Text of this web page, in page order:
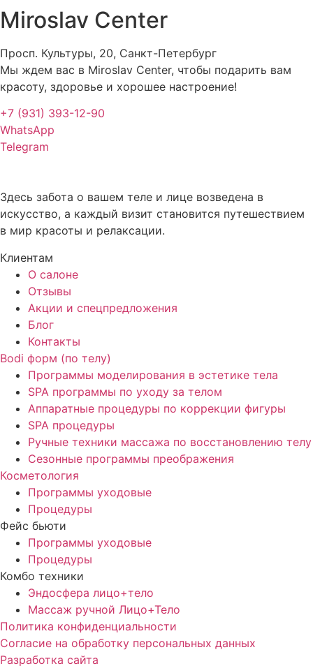
Miroslav Сenter
Просп. Культуры, 20, Санкт-Петербург
Мы ждем вас в Miroslav Сenter, чтобы подарить вам
красоту, здоровье и хорошее настроение!
+7 (931) 393-12-90
WhatsApp
Telegram
Здесь забота о вашем теле и лице возведена в
искусство, а каждый визит становится путешествием
в мир красоты и релаксации.
Клиентам
О салоне
Отзывы
Акции и спецпредложения
Блог
Контакты
Bodi форм (по телу)
Программы моделирования в эстетике тела
SPA программы по уходу за телом
Аппаратные процедуры по коррекции фигуры
SPA процедуры
Ручные техники массажа по восстановлению телу
Сезонные программы преображения
Косметология
Программы уходовые
Процедуры
Фейс бьюти
Программы уходовые
Процедуры
Комбо техники
Эндосфера лицо+тело
Массаж ручной Лицо+Тело
Политика конфиденциальности
Cогласие на обработку персональных данных
Разработка сайта